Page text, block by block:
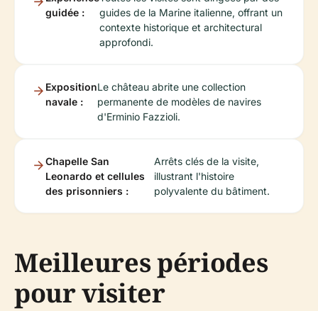
guidée :
guides de la Marine italienne, offrant un
contexte historique et architectural
approfondi.
Exposition
navale :
Le château abrite une collection
permanente de modèles de navires
d'Erminio Fazzioli.
Chapelle San
Leonardo et cellules
des prisonniers :
Arrêts clés de la visite,
illustrant l'histoire
polyvalente du bâtiment.
Meilleures périodes
pour visiter